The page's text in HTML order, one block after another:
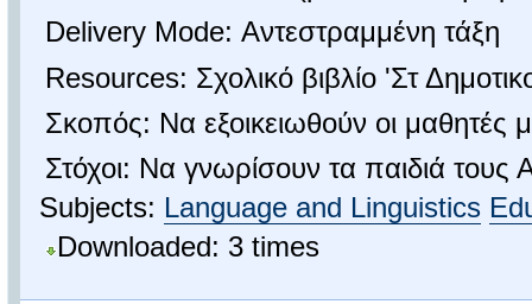
Delivery Mode: Αντεστραμμένη τάξη
Resources: Σχολικό βιβλίο 'Στ
Σκοπός: Να εξοικειωθούν οι μαθητές
Στόχοι: Να γνωρίσουν τα παιδιά τους
Subjects: Language and Linguistics
Downloaded: 3 times